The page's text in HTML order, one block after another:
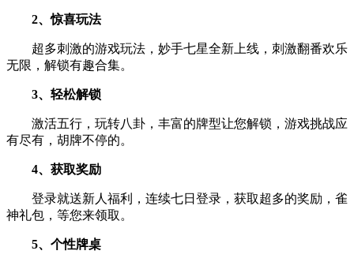
2、惊喜玩法
超多刺激的游戏玩法，妙手七星全新上线，刺激翻番欢乐
无限，解锁有趣合集。
3、轻松解锁
激活五行，玩转八卦，丰富的牌型让您解锁，游戏挑战应
有尽有，胡牌不停的。
4、获取奖励
登录就送新人福利，连续七日登录，获取超多的奖励，雀
神礼包，等您来领取。
5、个性牌桌